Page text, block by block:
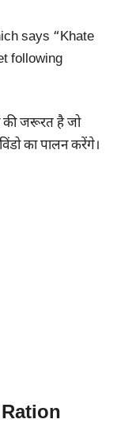
says “Khate
following
जरूरत है जो
का पालन करेंगे।